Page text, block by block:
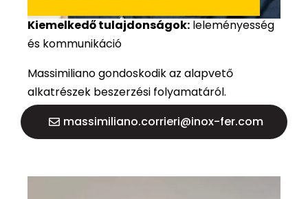
Kiemelkedő tulajdonságok: leleményesség
és kommunikáció
Massimiliano gondoskodik az alapvető
alkatrészek beszerzési folyamatáról.
massimiliano.corrieri@inox-fer.com